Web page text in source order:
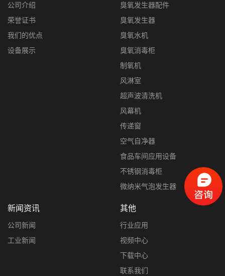
公司介绍
荣誉证书
我们的优点
设备展示
臭氧发生器配件
臭氧发生器
臭氧水机
臭氧消毒柜
制氧机
风淋室
超声波清洗机
风幕机
传递窗
空气自净器
食品车间应用设备
不锈钢消毒柜
微纳米气泡发生器
新闻资讯
公司新闻
工业新闻
其他
行业应用
视频中心
下载中心
联系我们